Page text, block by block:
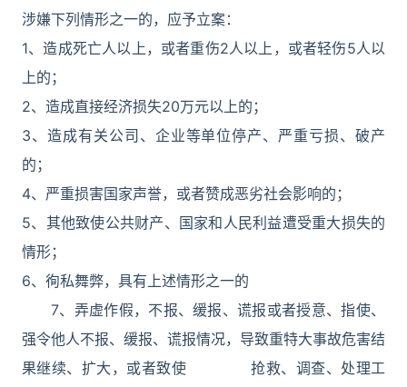
涉嫌下列情形之一的，应予立案：
1、造成死亡人以上，或者重伤2人以上，或者轻伤5人以
上的；
2、造成直接经济损失20万元以上的；
3、造成有关公司、企业等单位停产、严重亏损、破产
的；
4、严重损害国家声誉，或者赞成恶劣社会影响的；
5、其他致使公共财产、国家和人民利益遭受重大损失的
情形；
6、徇私舞弊，具有上述情形之一的
7、弄虚作假，不报、缓报、谎报或者授意、指使、
强令他人不报、缓报、谎报情况，导致重特大事故危害结
果继续、扩大，或者致使 抢救、调查、处理工